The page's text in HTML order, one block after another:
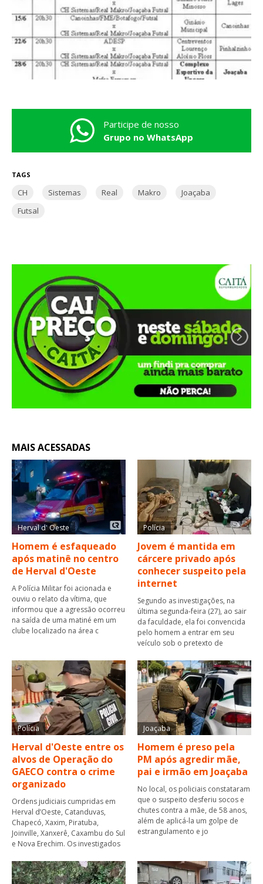
Participe de nosso
Grupo no WhatsApp
TAGS
CH Sistemas Real Makro
Joaçaba
Futsal
MAIS ACESSADAS
Herval d' Oeste
Homem é esfaqueado
após matinê no centro
de Herval d'Oeste
A Polícia Militar foi acionada e
ouviu o relato da vítima, que
informou que a agressão ocorreu
na saída de uma matiné em um
clube localizado na área c
Polícia
Jovem é mantida em
cárcere privado após
conhecer suspeito pela
internet
Segundo as investigações, na
última segunda-feira (27), ao sair
da faculdade, ela foi convencida
pelo homem a entrar em seu
veículo sob o pretexto de
Polícia
Herval d'Oeste entre os
alvos de Operação do
GAECO contra o crime
organizado
Ordens judiciais cumpridas em
Herval d’Oeste, Catanduvas,
Chapecó, Xaxim, Piratuba,
Joinville, Xanxerê, Caxambu do Sul
e Nova Erechim. Os investigados
Joaçaba
Homem é preso pela
PM após agredir mãe,
pai e irmão em Joaçaba
No local, os policiais constataram
que o suspeito desferiu socos e
chutes contra a mãe, de 58 anos,
além de aplicá-la um golpe de
estrangulamento e jo